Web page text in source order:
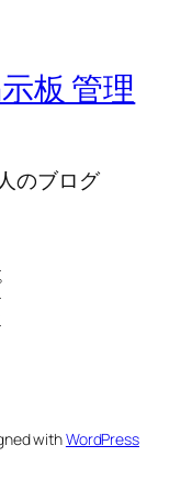
板 管理
のブログ
withWordPress